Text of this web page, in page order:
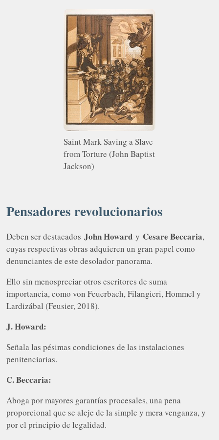
Saint Mark Saving a Slave
from Torture (John Baptist
Jackson)
Pensadores revolucionarios
Deben ser destacadosJohn Howard y Cesare Beccaria,
cuyas respectivas obras adquieren un gran papel como
denunciantes de este desolador panorama.
Ello sin menospreciar otros escritores de suma
importancia, como von Feuerbach, Filangieri, Hommel y
Lardizábal (Feusier, 2018).
J. Howard:
Señala las pésimas condiciones de las instalaciones
penitenciarias.
C. Beccaria:
Aboga por mayores garantías procesales, una pena
proporcional que se aleje de la simple y mera venganza, y
por el principio de legalidad.